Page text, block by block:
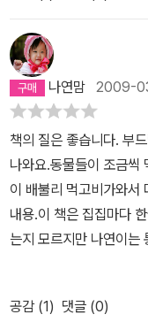
나연맘 2009-
책의 질은 좋습니다. 부
나와요.동물들이 조금씩
이 배불리 먹고비가와서
내용.이 책은 집집마다
는지 모르지만 나연이는
공감 (1) 댓글 (0)